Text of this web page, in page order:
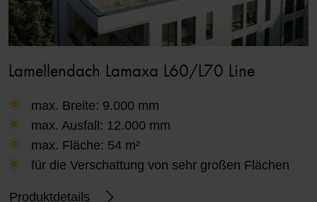
Lamellendach Lamaxa L60/L70 Line
max. Breite: 9.000 mm
max. Ausfall: 12.000 mm
max. Fläche: 54 m²
für die Verschattung von sehr großen Flächen
Produktdetails